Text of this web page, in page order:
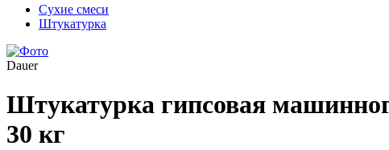
Сухие смеси
Штукатурка
Dauer
Штукатурка гипсовая
30 кг